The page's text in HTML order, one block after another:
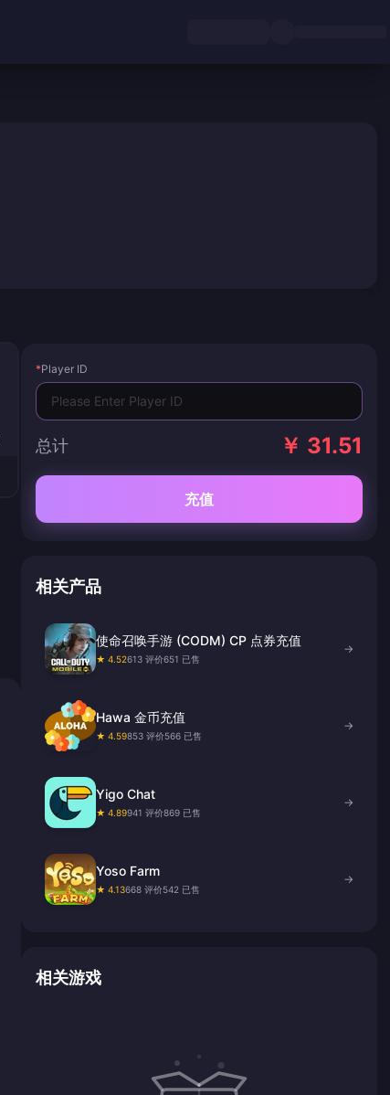
*Player ID
总计 ￥ 31.51
充值
相关产品
使命召唤手游 (CODM) CP 点券充值
★ 4.52613 评价651 已售
→
Hawa 金币充值
★ 4.59853 评价566 已售
→
Yigo Chat
★ 4.89941 评价869 已售
→
Yoso Farm
★ 4.13668 评价542 已售
→
相关游戏